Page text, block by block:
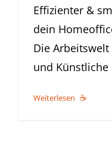
Effizienter &
dein
Die
und Künstliche
Weiterlesen